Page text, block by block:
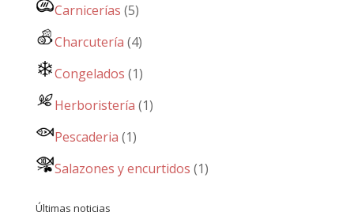
Carnicerías (5)
Charcutería (4)
Congelados (1)
Herboristería (1)
Pescaderia (1)
Salazones y encurtidos (1)
Últimas noticias